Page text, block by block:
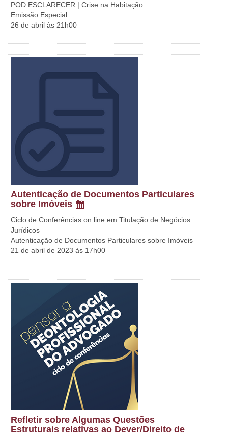
POD ESCLARECER | Crise na Habitação
Emissão Especial
26 de abril às 21h00
Autenticação de Documentos Particulares
sobre Imóveis
Ciclo de Conferências on line em Titulação de Negócios
Jurídicos
Autenticação de Documentos Particulares sobre Imóveis
21 de abril de 2023 às 17h00
Refletir sobre Algumas Questões
Estruturais relativas ao Dever/Direito de